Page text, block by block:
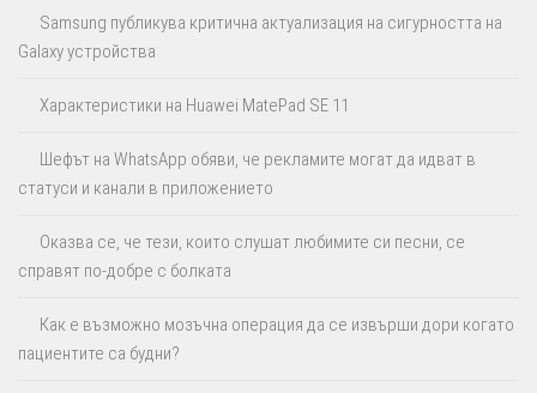
Samsung публикува критична актуализация на сигурността на
Galaxy устройства
Характеристики на Huawei MatePad SE 11
Шефът на WhatsApp обяви, че рекламите могат да идват в
статуси и канали в приложението
Оказва се, че тези, които слушат любимите си песни, се
справят по-добре с болката
Как е възможно мозъчна операция да се извърши дори когато
пациентите са будни?